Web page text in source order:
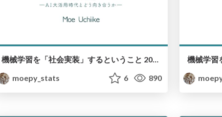
機械学習を「社会実装」するということ 2024年夏版 / Social Implementation of Machine Learning July 2024 Version
moepy_stats
6 890